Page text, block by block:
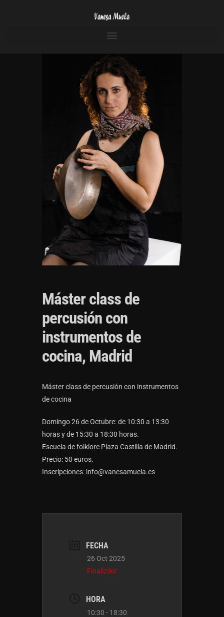
Máster class de
percusión con
instrumentos de
cocina, Madrid
Máster class de percusión con instrumentos
de cocina
Domingo 26 de Octubre: de 10:30 a 13:30
horas y de 15:30 a 18:30 horas.
Escuela de folklore Plaza Castilla de Madrid.
Precio: 50 euros.
Inscripciones: info@vanesamuela.es
FECHA
26 Oct 2025
Finalizdo!
HORA
10:30 - 18:30